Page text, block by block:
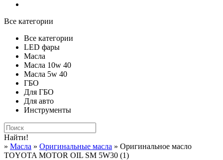
Все категории
Все категории
LED фары
Масла
Масла 10w 40
Масла 5w 40
ГБО
Для ГБО
Для авто
Инструменты
Найти!
» Масла » Оригинальные масла » Оригинальное масло
TOYOTA MOTOR OIL SM 5W30 (1)